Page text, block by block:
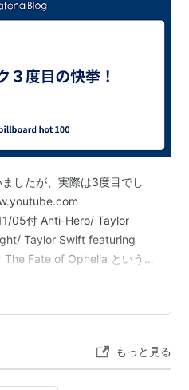
したが、実際は3度目でし
05付 Anti-Hero/ Taylor
Taylor Swift featuring
Fate of Ophelia という
た。地味ながら、ソングラ
ンも28曲目のナンバー・ソ
もっと見る